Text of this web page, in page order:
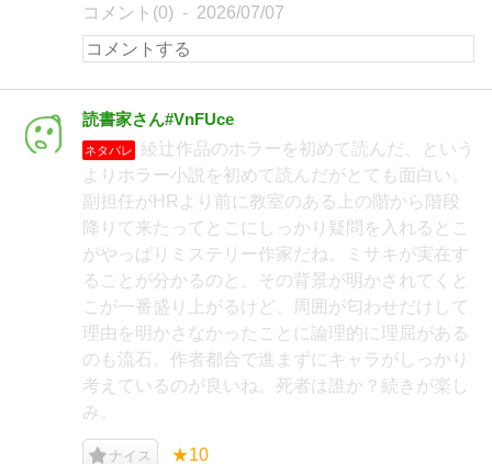
コメント(0) 2026/07/07
読書家さん#VnFUce
ネタバレ
綾辻作品のホラーを初めて読んだ、という
よりホラー小説を初めて読んだがとても面白い。
副担任がHRより前に教室のある上の階から階段
降りて来たってとこにしっかり疑問を入れるとこ
がやっぱりミステリー作家だね。ミサキが実在す
ることが分かるのと、その背景が明かされてくと
こが一番盛り上がるけど、周囲が匂わせだけして
理由を明かさなかったことに論理的に理屈がある
のも流石。作者都合で進まずにキャラがしっかり
考えているのが良いね。死者は誰か？続きが楽し
み。
ナイス ★10